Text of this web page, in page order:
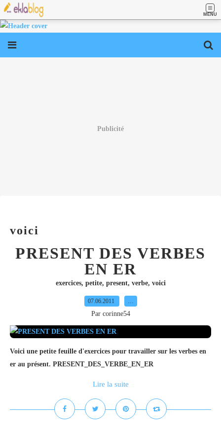
MENU
Publicité
voici
PRESENT DES VERBES
EN ER
exercices, petite, present, verbe, voici
07.06.2011 …
Par corinne54
Voici une petite feuille d'exercices pour travailler sur les verbes en
er au présent. PRESENT_DES_VERBE_EN_ER
Lire la suite